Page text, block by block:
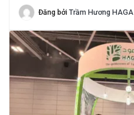
Đăng bởi Trầm Hương HAGA